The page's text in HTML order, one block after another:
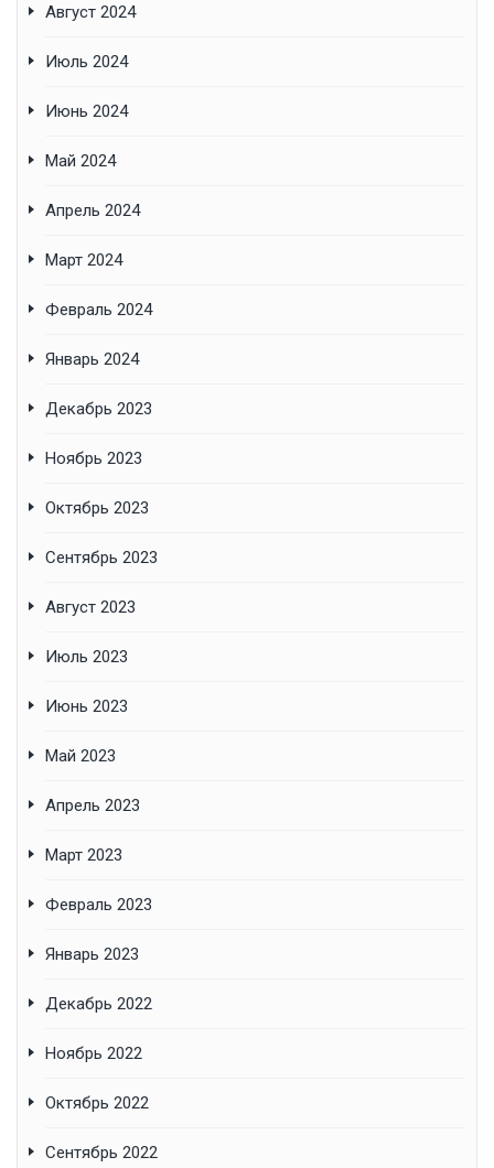
Август 2024
Июль 2024
Июнь 2024
Май 2024
Апрель 2024
Март 2024
Февраль 2024
Январь 2024
Декабрь 2023
Ноябрь 2023
Октябрь 2023
Сентябрь 2023
Август 2023
Июль 2023
Июнь 2023
Май 2023
Апрель 2023
Март 2023
Февраль 2023
Январь 2023
Декабрь 2022
Ноябрь 2022
Октябрь 2022
Сентябрь 2022